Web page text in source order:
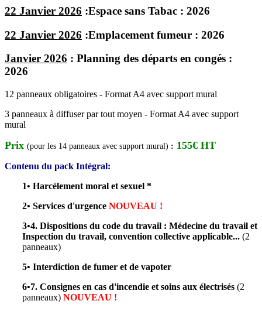
22 Janvier 2026 :Espace sans Tabac : 2026
22 Janvier 2026 :Emplacement fumeur : 2026
Janvier 2026 : Planning des départs en congés :
2026
12 panneaux obligatoires - Format A4 avec support mural
3 panneaux à diffuser par tout moyen - Format A4 avec support
mural
Prix (pour les 14 panneaux avec support mural) : 155€ HT
Contenu du pack Intégral:
1• Harcèlement moral et sexuel *
2• Services d'urgence NOUVEAU !
3•4. Dispositions du code du travail : Médecine du travail et
Inspection du travail, convention collective applicable... (2
panneaux)
5• Interdiction de fumer et de vapoter
6•7. Consignes en cas d'incendie et soins aux électrisés (2
panneaux) NOUVEAU !